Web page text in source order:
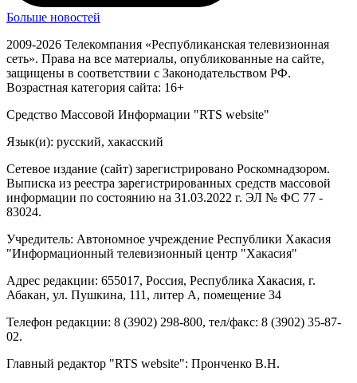
Больше новостей
2009-2026 Телекомпания «Республиканская телевизионная
сеть». Права на все материалы, опубликованные на сайте,
защищены в соответствии с Законодательством РФ.
Возрастная категория сайта: 16+
Средство Массовой Информации "RTS website"
Язык(и): русский, хакасский
Сетевое издание (сайт) зарегистрировано Роскомнадзором.
Выписка из реестра зарегистрированных средств массовой
информации по состоянию на 31.03.2022 г. ЭЛ № ФС 77 -
83024.
Учредитель: Автономное учреждение Республики Хакасия
"Информационный телевизионный центр "Хакасия"
Адрес редакции: 655017, Россия, Республика Хакасия, г.
Абакан, ул. Пушкина, 111, литер А, помещение 34
Телефон редакции: 8 (3902) 298-800, тел/факс: 8 (3902) 35-87-
02.
Главный редактор "RTS website": Пронченко В.Н.